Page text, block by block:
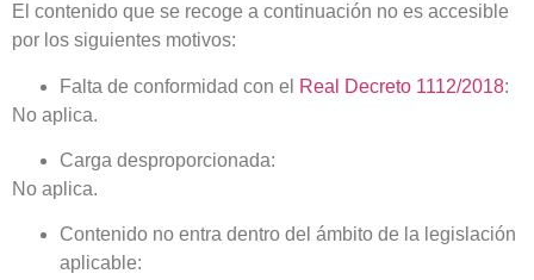
El contenido que se recoge a continuación no es accesible
por los siguientes motivos:
Falta de conformidad con el Real Decreto 1112/2018:
No aplica.
Carga desproporcionada:
No aplica.
Contenido no entra dentro del ámbito de la legislación
aplicable: